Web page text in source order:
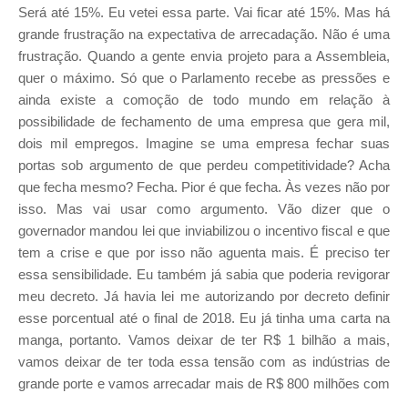
Será até 15%. Eu vetei essa parte. Vai ficar até 15%. Mas há
grande frustração na expectativa de arrecadação. Não é uma
frustração. Quando a gente envia projeto para a Assembleia,
quer o máximo. Só que o Parlamento recebe as pressões e
ainda existe a comoção de todo mundo em relação à
possibilidade de fechamento de uma empresa que gera mil,
dois mil empregos. Imagine se uma empresa fechar suas
portas sob argumento de que perdeu competitividade? Acha
que fecha mesmo? Fecha. Pior é que fecha. Às vezes não por
isso. Mas vai usar como argumento. Vão dizer que o
governador mandou lei que inviabilizou o incentivo fiscal e que
tem a crise e que por isso não aguenta mais. É preciso ter
essa sensibilidade. Eu também já sabia que poderia revigorar
meu decreto. Já havia lei me autorizando por decreto definir
esse porcentual até o final de 2018. Eu já tinha uma carta na
manga, portanto. Vamos deixar de ter R$ 1 bilhão a mais,
vamos deixar de ter toda essa tensão com as indústrias de
grande porte e vamos arrecadar mais de R$ 800 milhões com